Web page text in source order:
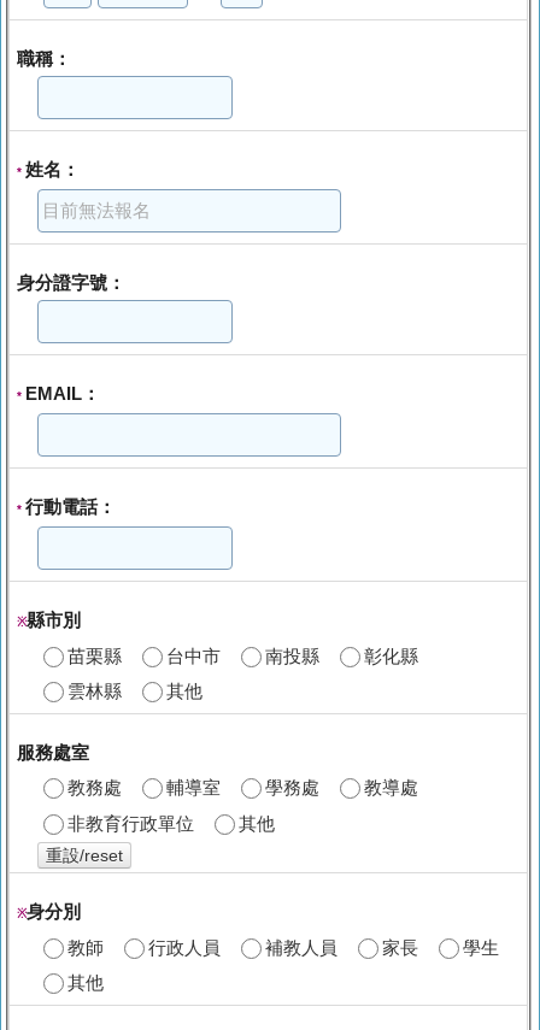
職稱：
* 姓名：
身分證字號：
* EMAIL：
* 行動電話：
※縣市別
苗栗縣 台中市 南投縣
彰化縣
雲林縣
其他
服務處室
教務處
輔導室 學務處
教導處
非教育行政單位
其他
重設/reset
※身分別
教師 行政人員 補教人員 家長
學生
其他